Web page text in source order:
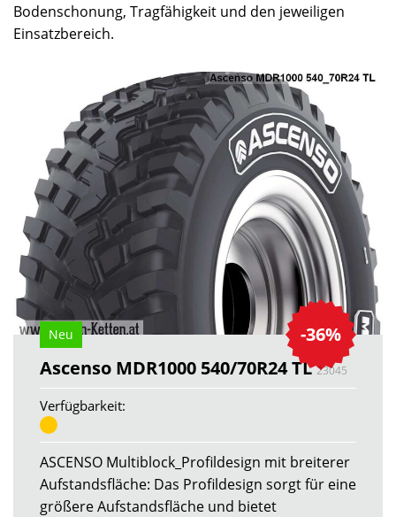
Bodenschonung, Tragfähigkeit und den jeweiligen
Einsatzbereich.
-36%
Neu
Ascenso MDR1000 540/70R24 TL23045
Verfügbarkeit:
ASCENSO Multiblock_Profildesign mit breiterer
Aufstandsfläche: Das Profildesign sorgt für eine
größere Aufstandsfläche und bietet